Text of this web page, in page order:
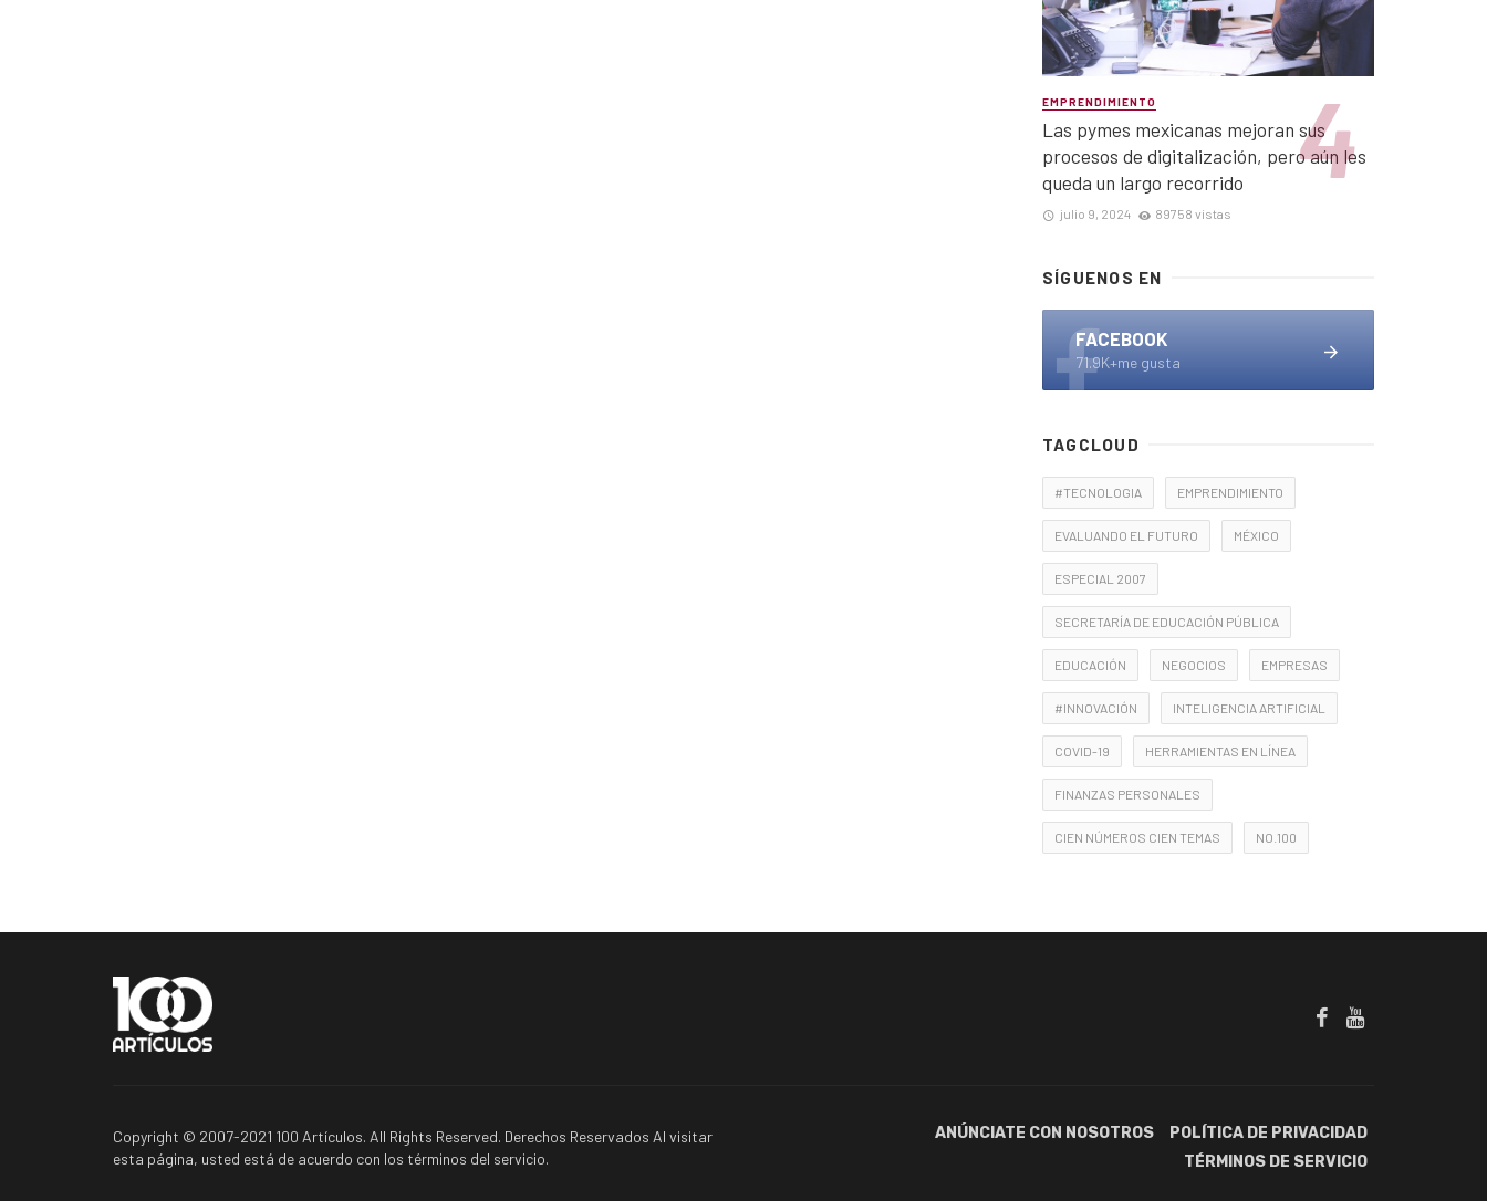
EMPRENDIMIENTO
Las pymes mexicanas mejoran sus
procesos de digitalización, pero aún les
queda un largo recorrido
julio 9, 2024 89758 vistas
SÍGUENOS EN
FACEBOOK
71.9K+me gusta
TAGCLOUD
#TECNOLOGIA EMPRENDIMIENTO
EVALUANDO EL FUTURO MÉXICO
ESPECIAL 2007
SECRETARÍA DE EDUCACIÓN PÚBLICA
EDUCACIÓN NEGOCIOS EMPRESAS
#INNOVACIÓN INTELIGENCIA ARTIFICIAL
COVID-19 HERRAMIENTAS EN LÍNEA
FINANZAS PERSONALES
CIEN NÚMEROS CIEN TEMAS NO.100
Copyright © 2007-2021 100 Artículos. All Rights Reserved. Derechos Reservados Al visitar
esta página, usted está de acuerdo con los términos del servicio.
ANÚNCIATE CON NOSOTROS
POLÍTICA DE PRIVACIDAD
TÉRMINOS DE SERVICIO